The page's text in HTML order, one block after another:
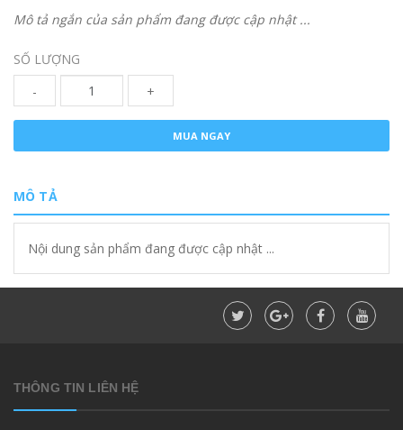
Mô tả ngắn của sản phẩm đang được cập nhật ...
SỐ LƯỢNG
-
+
MUA NGAY
MÔ TẢ
Nội dung sản phẩm đang được cập nhật ...
THÔNG TIN LIÊN HỆ